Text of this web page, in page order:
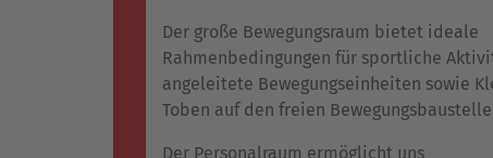
Der große Bewegungsraum bietet ideale
Rahmenbedingungen für sportliche
angeleitete Bewegungseinheiten sowie
Toben auf den freien
Der Personalraum ermöglicht uns